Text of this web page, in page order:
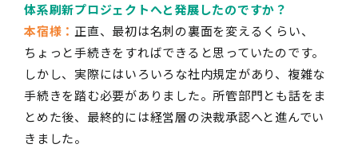
体系刷新プロジェクトへと発展したのですか？
本宿様： 正直、最初は名刺の裏面を変えるくらい、
ちょっと手続きをすればできると思っていたのです。
しかし、実際にはいろいろな社内規定があり、複雑な
手続きを踏む必要がありました。所管部門とも話をま
とめた後、最終的には経営層の決裁承認へと進んでい
きました。